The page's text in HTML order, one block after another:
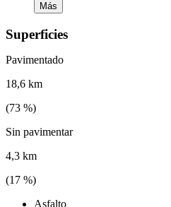
Más
Superficies
Pavimentado
18,6 km
(73 %)
Sin pavimentar
4,3 km
(17 %)
Asfalto